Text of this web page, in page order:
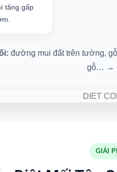
tăng gấp
đường mui đất trên tường,
gỗ… →
GIẢI